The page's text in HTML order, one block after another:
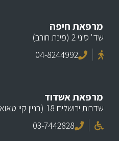
מרפאת חיפה
שד' סיני 2 (פינת חורב)
04-8244992
מרפאת אשדוד
שדרות ירושלים 18 (בניין קיי טאואר, קומה 5)
03-7442828